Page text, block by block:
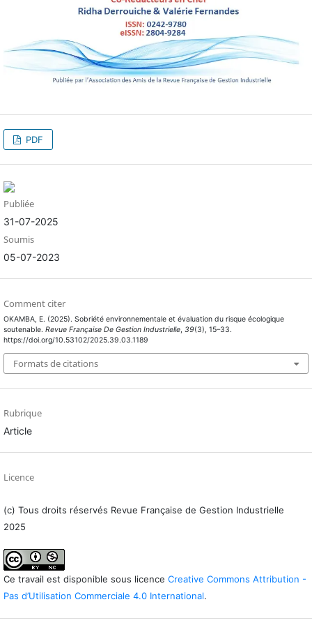
PDF
Publiée
31-07-2025
Soumis
05-07-2023
Comment citer
OKAMBA, E. (2025). Sobriété environnementale et évaluation du risque écologique
soutenable. Revue Française De Gestion Industrielle, 39(3), 15–33.
https://doi.org/10.53102/2025.39.03.1189
Formats de citations
Rubrique
Article
Licence
(c) Tous droits réservés Revue Française de Gestion Industrielle
2025
Ce travail est disponible sous licence Creative Commons Attribution -
Pas d’Utilisation Commerciale 4.0 International.